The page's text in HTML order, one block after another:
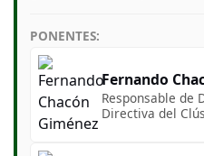
PONENTES:
Fernando
Responsable de
Directiva del